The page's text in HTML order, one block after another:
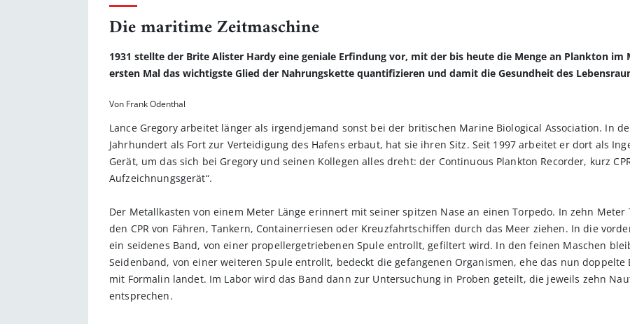
Die maritime Zeitmaschine
1931 stellte der Brite Alister Hardy eine geniale Erfindung vor, mit der bis heute die Menge an Plankton im
ersten Mal das wichtigste Glied der Nahrungskette quantifizieren und damit die Gesundheit des
Von Frank Odenthal
Lance Gregory arbeitet länger als irgendjemand sonst bei der britischen Marine Biological Association. In
Jahrhundert als Fort zur Verteidigung des Hafens erbaut, hat sie ihren Sitz. Seit 1997 arbeitet er dort als
Gerät, um das sich bei Gregory und seinen Kollegen alles dreht: der Continuous Plankton Recorder, kurz
Aufzeichnungsgerät“.
Der Metallkasten von einem Meter Länge erinnert mit seiner spitzen Nase an einen Torpedo. In zehn Meter
den CPR von Fähren, Tankern, Containerriesen oder Kreuzfahrtschiffen durch das Meer ziehen. In die
ein seidenes Band, von einer propellergetriebenen Spule entrollt, gefiltert wird. In den feinen Maschen
Seidenband, von einer weiteren Spule entrollt, bedeckt die gefangenen Organismen, ehe das nun
mit Formalin landet. Im Labor wird das Band dann zur Untersuchung in Proben geteilt, die jeweils zehn
entsprechen.